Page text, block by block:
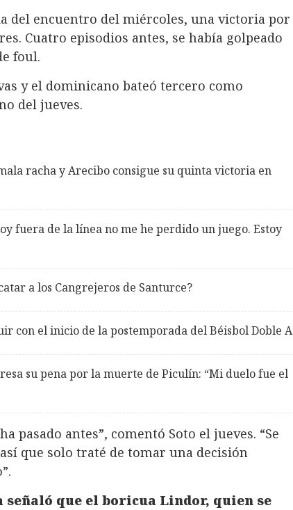
del encuentro del miércoles, una victoria por
Cuatro episodios antes, se había golpeado
foul.
y el dominicano bateó tercero como
del jueves.
racha y Arecibo consigue su quinta victoria en
fuera de la línea no me he perdido un juego. Estoy
a los Cangrejeros de Santurce?
con el inicio de la postemporada del Béisbol Doble A
su pena por la muerte de Piculín: “Mi duelo fue el
pasado antes”, comentó Soto el jueves. “Se
que solo traté de tomar una decisión
señaló que el boricua Lindor, quien se